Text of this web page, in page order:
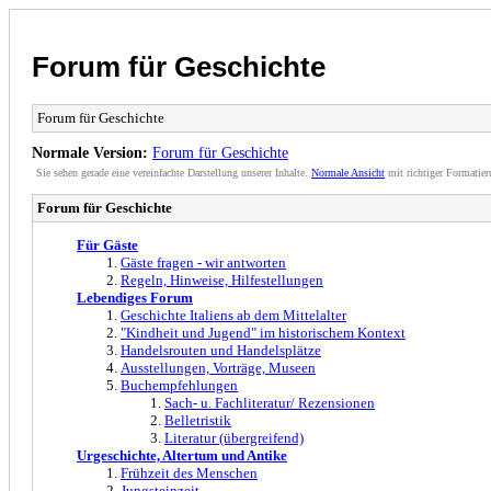
Forum für Geschichte
Forum für Geschichte
Normale Version: Forum für Geschichte
Sie sehen gerade eine vereinfachte Darstellung unserer Inhalte. Normale Ansicht mit richtiger
Forum für Geschichte
Für Gäste
Gäste fragen - wir antworten
Regeln, Hinweise, Hilfestellungen
Lebendiges Forum
Geschichte Italiens ab dem Mittelalter
"Kindheit und Jugend" im historischem Kontext
Handelsrouten und Handelsplätze
Ausstellungen, Vorträge, Museen
Buchempfehlungen
Sach- u. Fachliteratur/ Rezensionen
Belletristik
Literatur (übergreifend)
Urgeschichte, Altertum und Antike
Frühzeit des Menschen